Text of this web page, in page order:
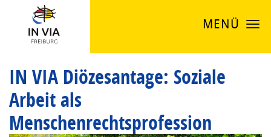
MENÜ
IN VIA Diözesantage: Soziale
Arbeit als
Menschenrechtsprofession